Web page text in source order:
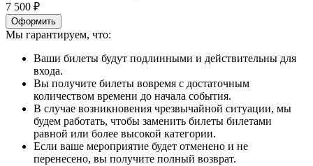
7 500 ₽
Оформить
Мы гарантируем, что:
Ваши билеты будут подлинными и действительны для
входа.
Вы получите билеты вовремя с достаточным
количеством времени до начала события.
В случае возникновения чрезвычайной ситуации, мы
будем работать, чтобы заменить билеты билетами
равной или более высокой категории.
Если ваше мероприятие будет отменено и не
перенесено, вы получите полный возврат.